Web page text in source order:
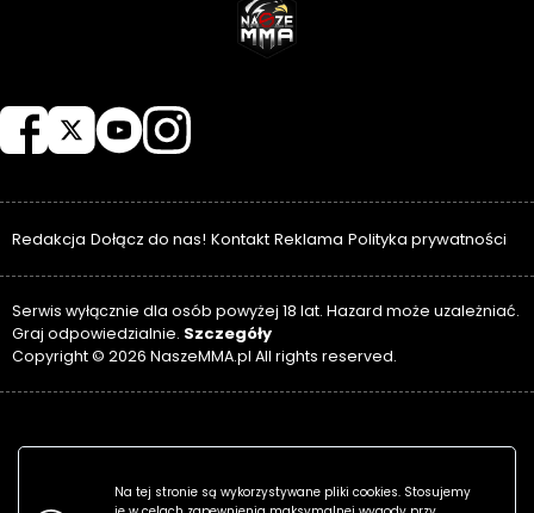
Redakcja Dołącz do nas! Kontakt Reklama Polityka prywatności
Serwis wyłącznie dla osób powyżej 18 lat. Hazard może uzależniać.
Graj odpowiedzialnie. Szczegóły
Copyright © 2026 NaszeMMA.pl All rights reserved.
Na tej stronie są wykorzystywane pliki cookies. Stosujemy